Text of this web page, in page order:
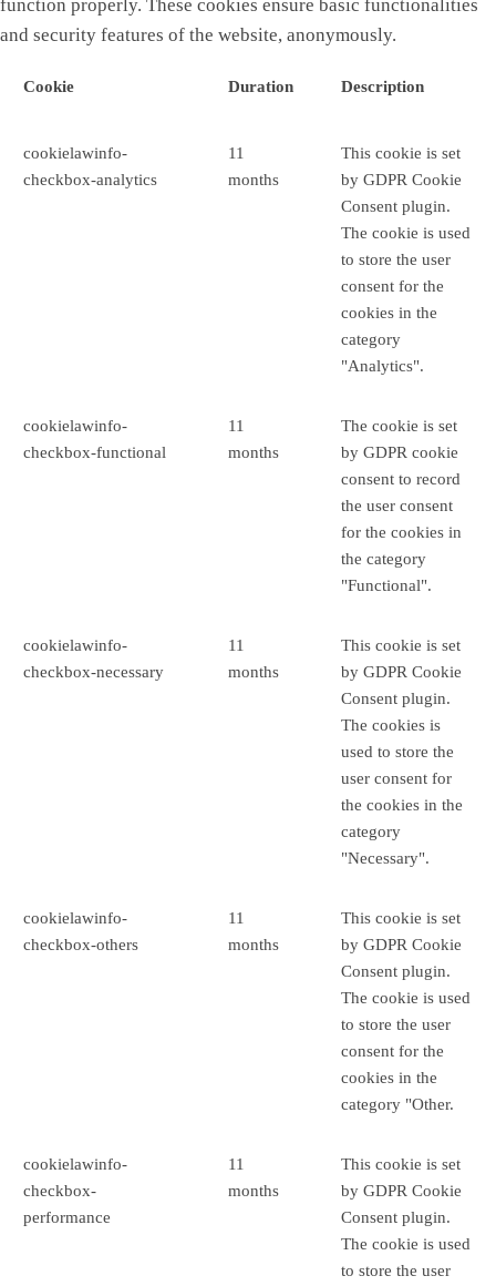
function properly. These cookies ensure basic functionalities
and security features of the website, anonymously.
Cookie Duration Description
cookielawinfo-
checkbox-analytics
11
months
This cookie is set
by GDPR Cookie
Consent plugin.
The cookie is used
to store the user
consent for the
cookies in the
category
"Analytics".
cookielawinfo-
checkbox-functional
11
months
The cookie is set
by GDPR cookie
consent to record
the user consent
for the cookies in
the category
"Functional".
cookielawinfo-
checkbox-necessary
11
months
This cookie is set
by GDPR Cookie
Consent plugin.
The cookies is
used to store the
user consent for
the cookies in the
category
"Necessary".
cookielawinfo-
checkbox-others
11
months
This cookie is set
by GDPR Cookie
Consent plugin.
The cookie is used
to store the user
consent for the
cookies in the
category "Other.
cookielawinfo-
checkbox-
performance
11
months
This cookie is set
by GDPR Cookie
Consent plugin.
The cookie is used
to store the user